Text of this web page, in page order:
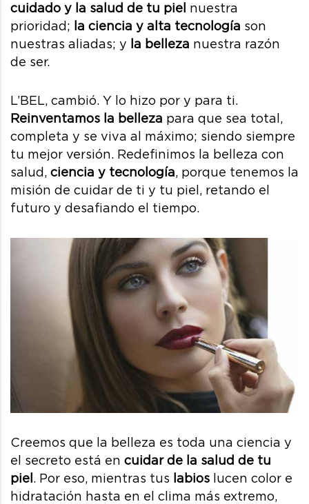
cuidado y la salud de tu piel nuestra
prioridad; la ciencia y alta tecnología son
nuestras aliadas; y la belleza nuestra razón
de ser.
L’BEL, cambió. Y lo hizo por y para ti.
Reinventamos la belleza para que sea total,
completa y se viva al máximo; siendo siempre
tu mejor versión. Redefinimos la belleza con
salud, ciencia y tecnología, porque tenemos la
misión de cuidar de ti y tu piel, retando el
futuro y desafiando el tiempo.
Creemos que la belleza es toda una ciencia y
el secreto está en cuidar de la salud de tu
piel. Por eso, mientras tus labios lucen color e
hidratación hasta en el clima más extremo,